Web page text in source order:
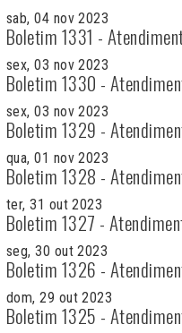
sab, 04 nov 2023
Boletim 1331 -
sex, 03 nov 2023
Boletim 1330 -
sex, 03 nov 2023
Boletim 1329 -
qua, 01 nov 2023
Boletim 1328 -
ter, 31 out 2023
Boletim 1327 -
seg, 30 out 2023
Boletim 1326 -
dom, 29 out 2023
Boletim 1325 -